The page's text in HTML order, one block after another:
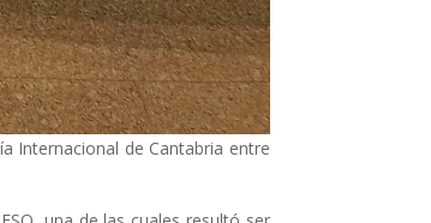
Internacional de Cantabria entre